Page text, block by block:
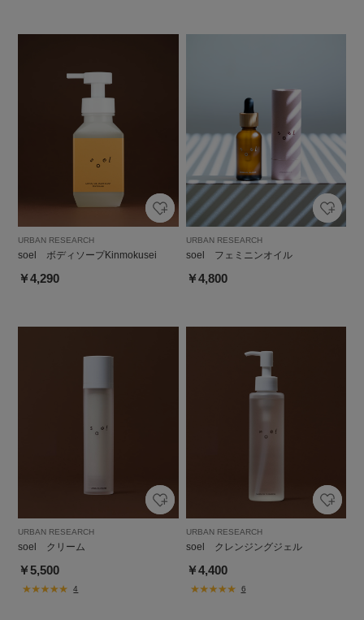
URBAN RESEARCH
soel ボディソープKinmokusei
￥4,290
URBAN RESEARCH
soel フェミニンオイル
￥4,800
URBAN RESEARCH
soel クリーム
￥5,500
4
URBAN RESEARCH
soel クレンジングジェル
￥4,400
6